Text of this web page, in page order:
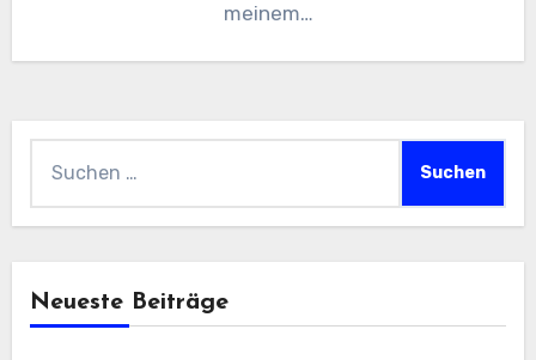
meinem…
Neueste Beiträge